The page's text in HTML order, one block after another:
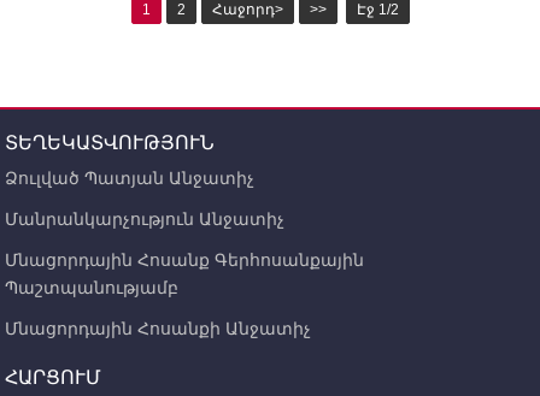
1 2 Հաջորդ> >> Էջ 1/2
ՏԵՂԵԿԱՏՎՈՒԹՅՈՒՆ
Ձուլված Պատյան Անջատիչ
Մանրանկարչություն Անջատիչ
Մնացորդային Հոսանք Գերհոսանքային
Պաշտպանությամբ
Մնացորդային Հոսանքի Անջատիչ
ՀԱՐՑՈՒՄ